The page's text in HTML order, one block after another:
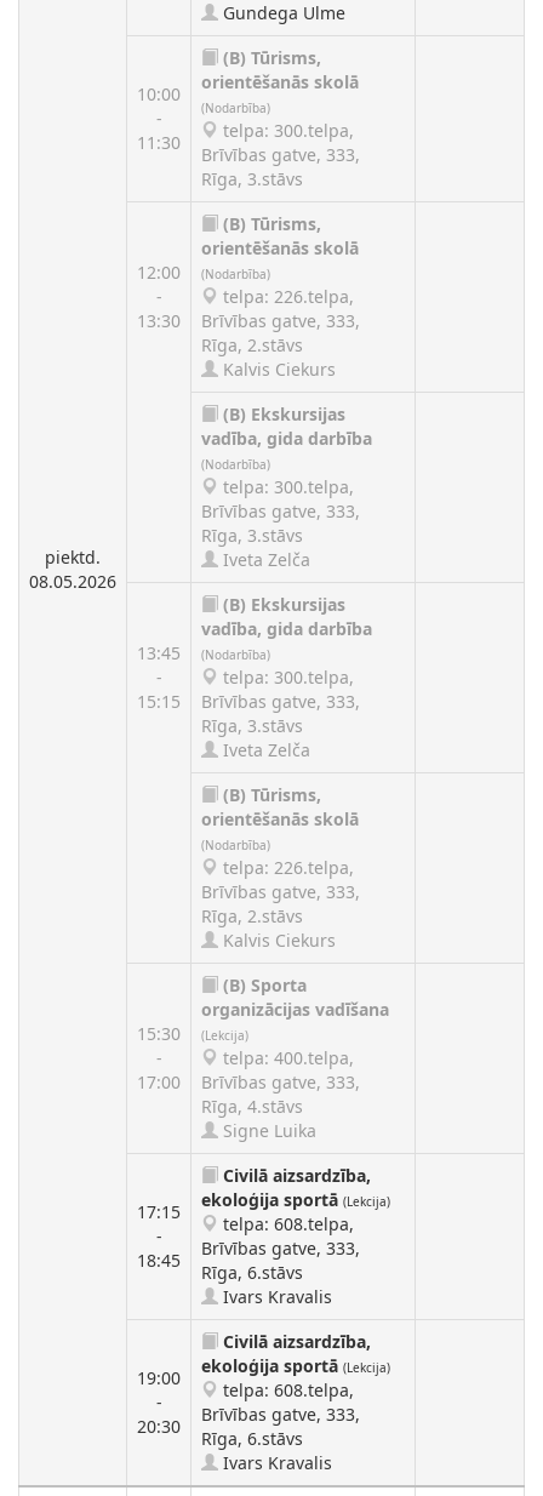
piektd.
08.05.2026
Gundega Ulme
10:00
-
11:30
(B) Tūrisms,
orientēšanās skolā
(Nodarbība)
telpa: 300.telpa,
Brīvības gatve, 333,
Rīga, 3.stāvs
12:00
-
13:30
(B) Tūrisms,
orientēšanās skolā
(Nodarbība)
telpa: 226.telpa,
Brīvības gatve, 333,
Rīga, 2.stāvs
Kalvis Ciekurs
(B) Ekskursijas
vadība, gida darbība
(Nodarbība)
telpa: 300.telpa,
Brīvības gatve, 333,
Rīga, 3.stāvs
Iveta Zelča
13:45
-
15:15
(B) Ekskursijas
vadība, gida darbība
(Nodarbība)
telpa: 300.telpa,
Brīvības gatve, 333,
Rīga, 3.stāvs
Iveta Zelča
(B) Tūrisms,
orientēšanās skolā
(Nodarbība)
telpa: 226.telpa,
Brīvības gatve, 333,
Rīga, 2.stāvs
Kalvis Ciekurs
15:30
-
17:00
(B) Sporta
organizācijas vadīšana
(Lekcija)
telpa: 400.telpa,
Brīvības gatve, 333,
Rīga, 4.stāvs
Signe Luika
17:15
-
18:45
Civilā aizsardzība,
ekoloģija sportā (Lekcija)
telpa: 608.telpa,
Brīvības gatve, 333,
Rīga, 6.stāvs
Ivars Kravalis
19:00
-
20:30
Civilā aizsardzība,
ekoloģija sportā (Lekcija)
telpa: 608.telpa,
Brīvības gatve, 333,
Rīga, 6.stāvs
Ivars Kravalis